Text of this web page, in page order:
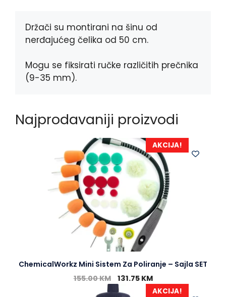
k
e
r
p
Držači su montirani na šinu od
nerđajućeg čelika od 50 cm.
Mogu se fiksirati ručke različitih prečnika
(9-35 mm).
Najprodavaniji proizvodi
AKCIJA!
ChemicalWorkz Mini Sistem Za Poliranje – Sajla SET
155.00KM 131.75 KM
AKCIJA!